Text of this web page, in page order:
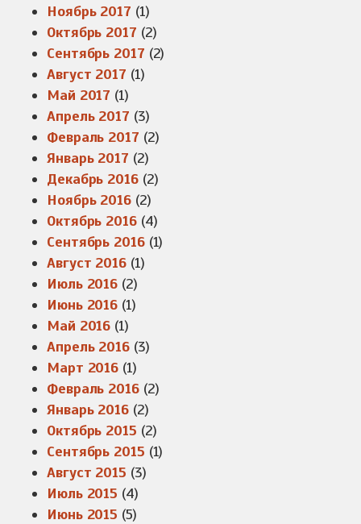
Ноябрь 2017 (1)
Октябрь 2017 (2)
Сентябрь 2017 (2)
Август 2017 (1)
Май 2017 (1)
Апрель 2017 (3)
Февраль 2017 (2)
Январь 2017 (2)
Декабрь 2016(2)
Ноябрь 2016(2)
Октябрь 2016(4)
Сентябрь 2016(1)
Август 2016(1)
Июль 2016 (2)
Июнь 2016 (1)
Май 2016 (1)
Апрель 2016(3)
Март 2016 (1)
Февраль 2016(2)
Январь 2016(2)
Октябрь 2015 (2)
Сентябрь 2015 (1)
Август 2015 (3)
Июль 2015 (4)
Июнь 2015 (5)